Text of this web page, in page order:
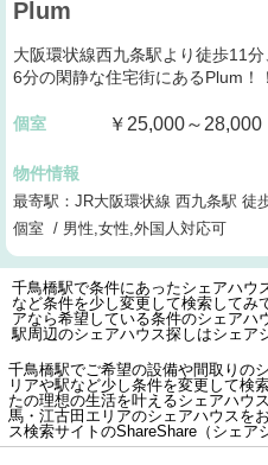
Plum
大阪環状線西九条駅より徒歩11
6分の閑静な住宅街にあるPlum！
個室 ￥25,000～28,000
物件情報
最寄駅：JR大阪環状線 西九条駅 徒
個室 / 男性,女性,外国人対応可
千鳥橋駅で条件にあったシェアハウ
など条件を少し変更して検索してみ
アなら希望している条件のシェアハ
駅周辺のシェアハウス探しはシェア
千鳥橋駅でご希望の設備や間取りの
リアや駅など少し条件を変更して検
たの理想の生活を叶えるシェアハウ
馬・江古田エリアのシェアハウスを
ス検索サイトのShareShare（シェア